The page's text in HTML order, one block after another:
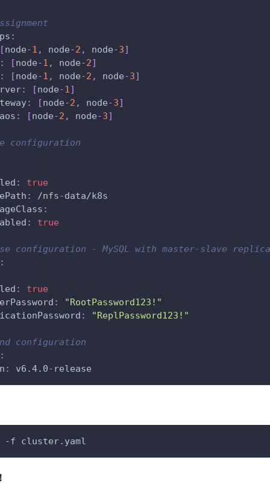
:
[node-1 , node-2 , node-3]
:
[node-1 , node-2]
:
[node-1 , node-2 , node-3]
: [node-1]
: [node-2 , node-3]
: [node-2 , node-3]
configuration
:
true
: /nfs-data/k8s
:
: true
configuration - MySQL with master-slave
:
:
true
:
"RootPassword123!"
: "ReplPassword123!"
configuration
:
: v6.4.0- release
-f cluster.yaml